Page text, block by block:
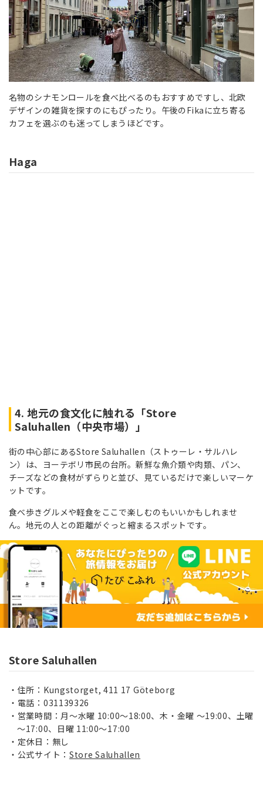
名物のシナモンロールを食べ比べるのもおすすめですし、北欧
デザインの雑貨を探すのにもぴったり。午後のFikaに立ち寄る
カフェを選ぶのも迷ってしまうほどです。
Haga
4. 地元の食文化に触れる「Store
Saluhallen（中央市場）」
街の中心部にあるStore Saluhallen（ストゥーレ・サルハレ
ン）は、ヨーテボリ市民の台所。新鮮な魚介類や肉類、パン、
チーズなどの食材がずらりと並び、見ているだけで楽しいマーケ
ットです。
食べ歩きグルメや軽食をここで楽しむのもいいかもしれませ
ん。地元の人との距離がぐっと縮まるスポットです。
Store Saluhallen
住所：Kungstorget, 411 17 Göteborg
電話：031139326
営業時間：月～水曜 10:00～18:00、木・金曜 ～19:00、土曜
～17:00、日曜 11:00～17:00
定休日：無し
公式サイト： Store Saluhallen